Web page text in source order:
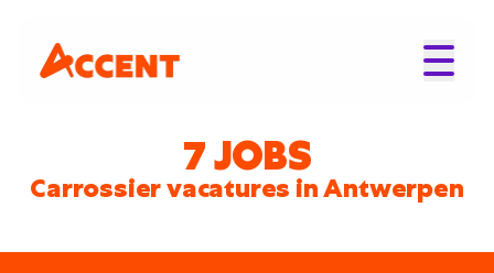
7 JOBS
Carrossier vacatures in Antwerpen